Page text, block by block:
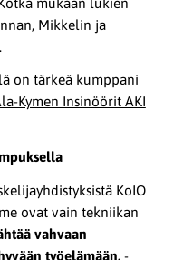
Mikkelin ja
on tärkeä kumppani
Kymen Insinöörit AKI
KoIO
ovat vain tekniikan
vahvaan
työelämään, -